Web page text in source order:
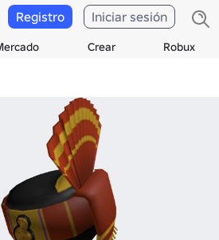
Crear Robux
Registro Iniciar sesión